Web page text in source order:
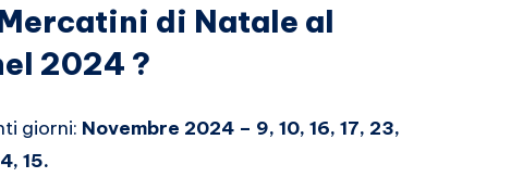
di Natale al
2024 ?
giorni: Novembre 2024 – 9, 10, 16, 17, 23,
15.